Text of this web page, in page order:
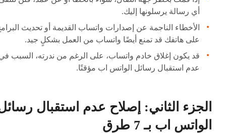
أي رسالة يرسلونها إليك.
الأخطاء الناجمة عن إصدارات واتساب القديمة أو تحديث
على هاتفك قد تمنع أيضًا واتساب من العمل بشكلٍ جيد.
قد يكون إغلاق خادم واتساب، على الرغم من ندرته، السبب
عدم استقبال رسائل الواتس اب مؤقتًا.
الجزء الثاني: إصلاح عدم استقبال
الواتس اب بـ 7 طرق